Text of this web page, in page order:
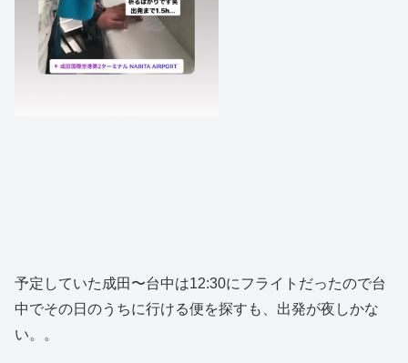
予定していた成田〜台中は12:30にフライトだったので台
中でその日のうちに行ける便を探すも、出発が夜しかな
い。。